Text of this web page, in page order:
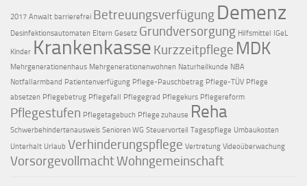
2017 Anwalt barrierefrei Betreuungsverfügung Demenz
Desinfektionsautomaten Eltern Gesetz Grundversorgung Hilfsmittel IGeL
Kinder Krankenkasse Kurzzeitpflege MDK
Mehrgenerationenhaus Mehrgenerationenwohnen Naturheilkunde NBA
Notfallarmband Patientenverfügung Pflege-Pauschbetrag Pflege-TÜV Pflege
absetzen Pflegebetrug Pflegefall Pflegegrad Pflegekurs Pflegereform
Pflegestufen Pflegetagebuch Pflege zuhause Reha
Schwerbehindertenausweis Senioren WG Steuervorteil Tagespflege Umbaukosten
Unterhalt Urlaub Verhinderungspflege Vertretung Videoüberwachung
VorsorgevollmachtWohngemeinschaft